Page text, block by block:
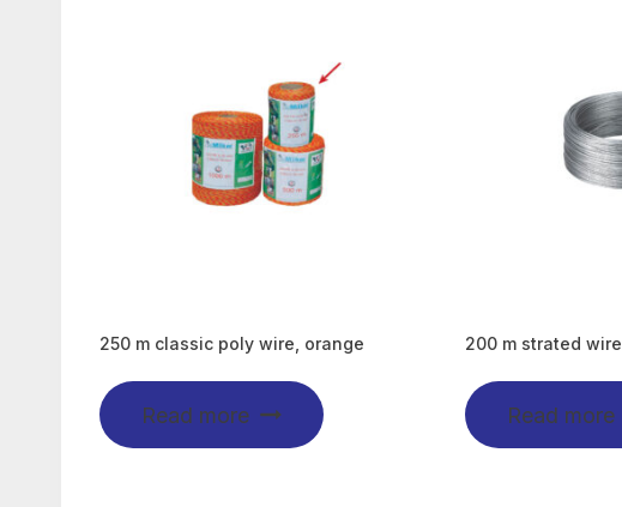
250 m classic poly wire, orange
Read more
200 m strated wire
Read more